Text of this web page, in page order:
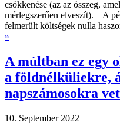
csökkenése (az az összeg,
mérlegszerűen elveszít). – A
felmerült költségek nulla
»
A múltban ez egy
a földnélküliekre,
napszámosokra
10. September 2022